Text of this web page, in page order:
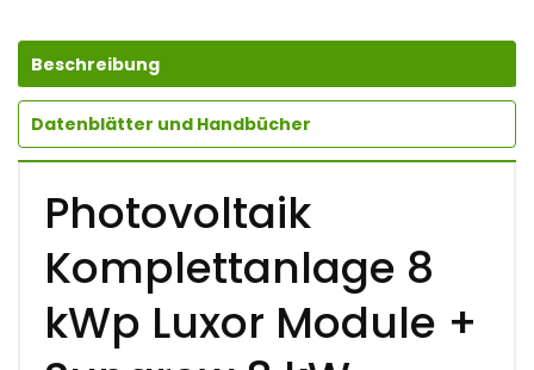
Beschreibung
Datenblätter und Handbücher
Photovoltaik
Komplettanlage 8
kWp Luxor Module +